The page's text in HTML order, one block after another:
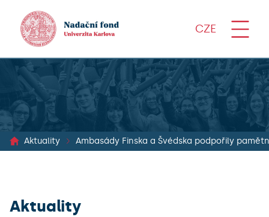
CZE
Aktuality Ambasády Finska a Švédska podpořily
Aktuality